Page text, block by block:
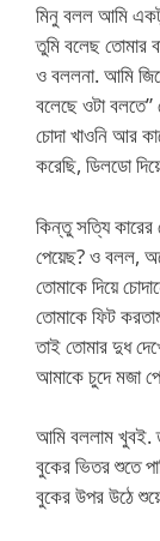
মিনু বলল আমি
তুমি বলেছ তোমার
ও বললনা. আমি
বলেছে ওটা
চোদা খাওনি আর
করেছি, ডিলডো
কিন্তু সত্যি
পেয়েছ? ও বলল,
তোমাকে দিয়ে
তোমাকে ফিট
তাই তোমার দুধ
আমাকে চুদে মজা
আমি বললাম খুবই.
বুকের ভিতর শুতে
বুকের উপর উঠে